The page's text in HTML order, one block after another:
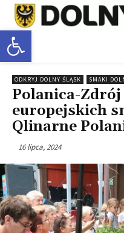
Otwórz pasek narzędzi
ODKRYJ DOLNY ŚLĄSK SMAKI
Polanica-
europejskich
Qlinarne
16 lipca, 2024